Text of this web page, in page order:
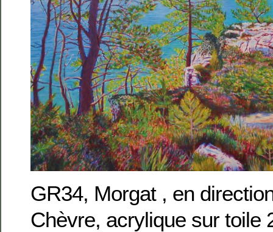
GR34, Morgat , en
Chèvre, acrylique sur toile